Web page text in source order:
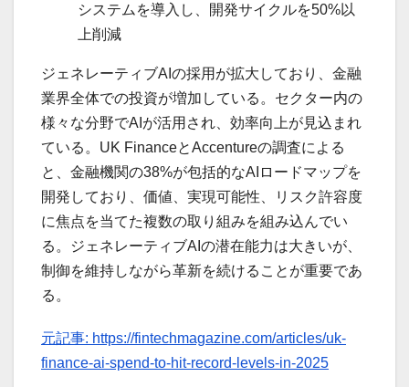
システムを導入し、開発サイクルを50%以
上削減
ジェネレーティブAIの採用が拡大しており、金融
業界全体での投資が増加している。セクター内の
様々な分野でAIが活用され、効率向上が見込まれ
ている。UK FinanceとAccentureの調査による
と、金融機関の38%が包括的なAIロードマップを
開発しており、価値、実現可能性、リスク許容度
に焦点を当てた複数の取り組みを組み込んでい
る。ジェネレーティブAIの潜在能力は大きいが、
制御を維持しながら革新を続けることが重要であ
る。
元記事: https://fintechmagazine.com/articles/uk-
finance-ai-spend-to-hit-record-levels-in-2025